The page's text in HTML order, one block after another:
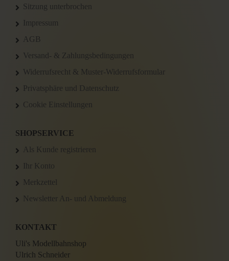
Sitzung unterbrochen
Impressum
AGB
Versand- & Zahlungsbedingungen
Widerrufsrecht & Muster-Widerrufsformular
Privatsphäre und Datenschutz
Cookie Einstellungen
SHOPSERVICE
Als Kunde registrieren
Ihr Konto
Merkzettel
Newsletter An- und Abmeldung
KONTAKT
Uli's Modellbahnshop
Ulrich Schneider